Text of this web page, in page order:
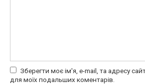
Зберегти моє ім'я, e-mail, та адресу
для моїх подальших коментарів.